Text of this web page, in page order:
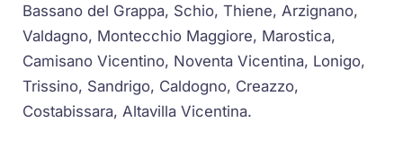
Bassano del Grappa, Schio, Thiene, Arzignano,
Valdagno, Montecchio Maggiore, Marostica,
Camisano Vicentino, Noventa Vicentina, Lonigo,
Trissino, Sandrigo, Caldogno, Creazzo,
Costabissara, Altavilla Vicentina.